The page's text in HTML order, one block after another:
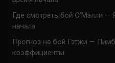
Где смотреть бой О’Мэлли —
начала
Прогноз на бой Гэтжи —
коэффициенты